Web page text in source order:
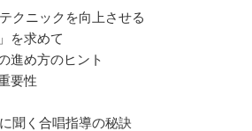
クニックを向上させる
を求めて
進め方のヒント
要性
聞く合唱指導の秘訣